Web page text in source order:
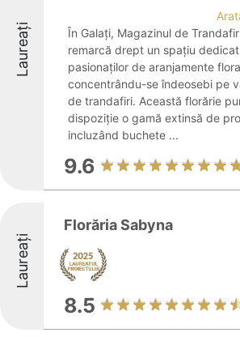
Laureați
În Galați, Magazinul de
remarcă drept un spațiu dedicat
pasionaților de aranjamente
concentrându-se îndeosebi pe
de trandafiri. Această florărie
dispoziție o gamă extinsă de
incluzând buchete ...
9.6
Laureați
Florăria Sabyna
8.5